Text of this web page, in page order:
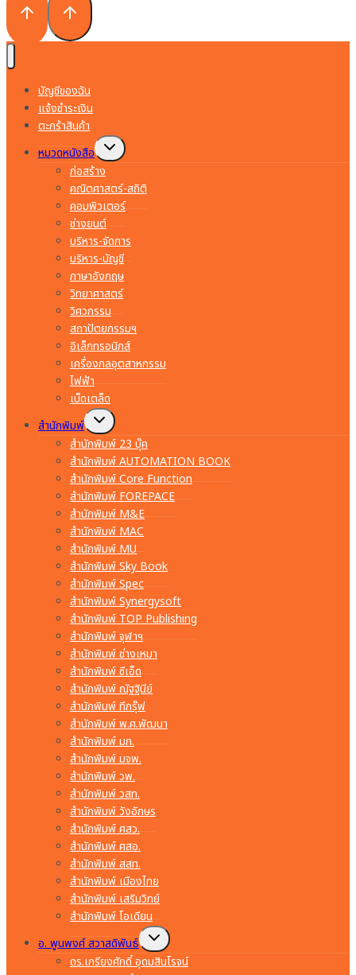
บัญชีของฉัน
แจ้งชำระเงิน
ตะกร้าสินค้า
หมวดหนังสือ
Toggle
child
menu
ก่อสร้าง
คณิตศาสตร์-สถิติ
คอมพิวเตอร์
ช่างยนต์
บริหาร-จัดการ
บริหาร-บัญชี
ภาษาอังกฤษ
วิทยาศาสตร์
วิศวกรรม
สถาปัตยกรรมฯ
อิเล็กทรอนิกส์
เครื่องกลอุตสาหกรรม
ไฟฟ้า
เบ็ดเตล็ด
สำนักพิมพ์
Toggle
child
menu
สำนักพิมพ์ 23 บุ๊ค
สำนักพิมพ์ AUTOMATION BOOK
สำนักพิมพ์ Core Function
สำนักพิมพ์ FOREPACE
สำนักพิมพ์ M&E
สำนักพิมพ์ MAC
สำนักพิมพ์ MU
สำนักพิมพ์ Sky Book
สำนักพิมพ์ Spec
สำนักพิมพ์ Synergysoft
สำนักพิมพ์ TOP Publishing
สำนักพิมพ์ จุฬาฯ
สำนักพิมพ์ ช่างเหมา
สำนักพิมพ์ ซีเอ็ด
สำนักพิมพ์ ณัฐฐินีย์
สำนักพิมพ์ ทีกรุ๊ฟ
สำนักพิมพ์ พ.ศ.พัฒนา
สำนักพิมพ์ มก.
สำนักพิมพ์ มจพ.
สำนักพิมพ์ วพ.
สำนักพิมพ์ วสท.
สำนักพิมพ์ วังอักษร
สำนักพิมพ์ ศสว.
สำนักพิมพ์ ศสอ.
สำนักพิมพ์ สสท.
สำนักพิมพ์ เมืองไทย
สำนักพิมพ์ เสริมวิทย์
สำนักพิมพ์ โอเดียน
อ. พูนพงศ์ สวาสดิพันธ์
Toggle
child
menu
ดร.เกรียงศักดิ์ อุดมสินโรจน์